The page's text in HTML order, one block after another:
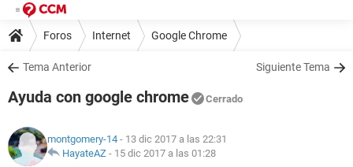
Foros Internet Google Chrome
Tema Anterior Siguiente Tema
Ayuda con google chrome Cerrado
montgomery-14 - 13 dic 2017 a las 22:31
HayateAZ - 15 dic 2017 a las 01:28